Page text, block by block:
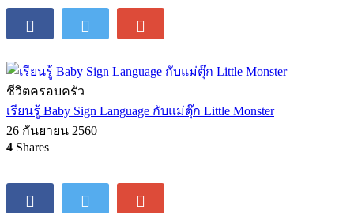
ชีวิตครอบครัว
เรียนรู้ Baby Sign Language กับแม่ตุ๊ก Little Monster
26 กันยายน 2560
4 Shares